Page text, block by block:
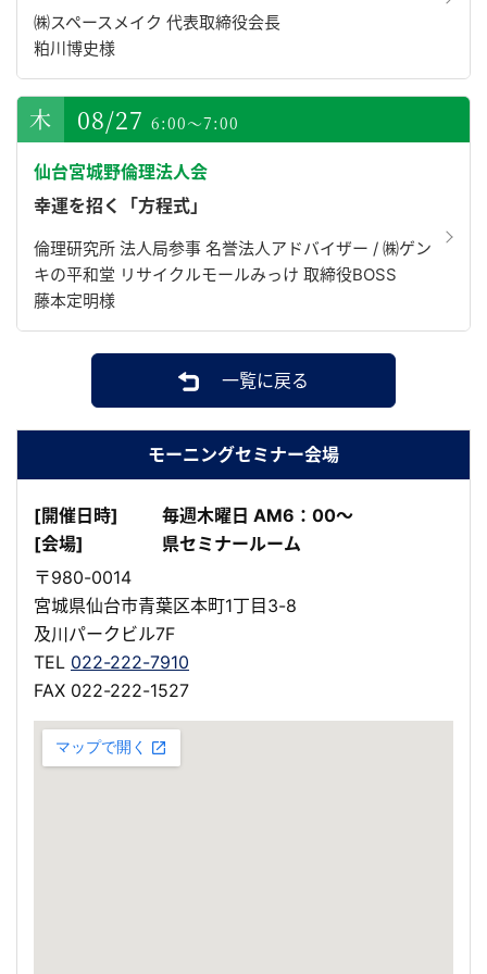
㈱スペースメイク 代表取締役会長
粕川博史様
08/27 6:00～7:00
仙台宮城野倫理法人会
幸運を招く「方程式」
倫理研究所 法人局参事 名誉法人アドバイザー / ㈱ゲン
キの平和堂 リサイクルモールみっけ 取締役BOSS
藤本定明様
一覧に戻る
モーニングセミナー会場
[開催日時]
毎週木曜日 AM6：00～
[会場]
県セミナールーム
〒980-0014
宮城県仙台市青葉区本町1丁目3-8
及川パークビル7F
TEL 022-222-7910
FAX 022-222-1527